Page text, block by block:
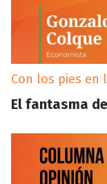
Con los pies en
El fantasma